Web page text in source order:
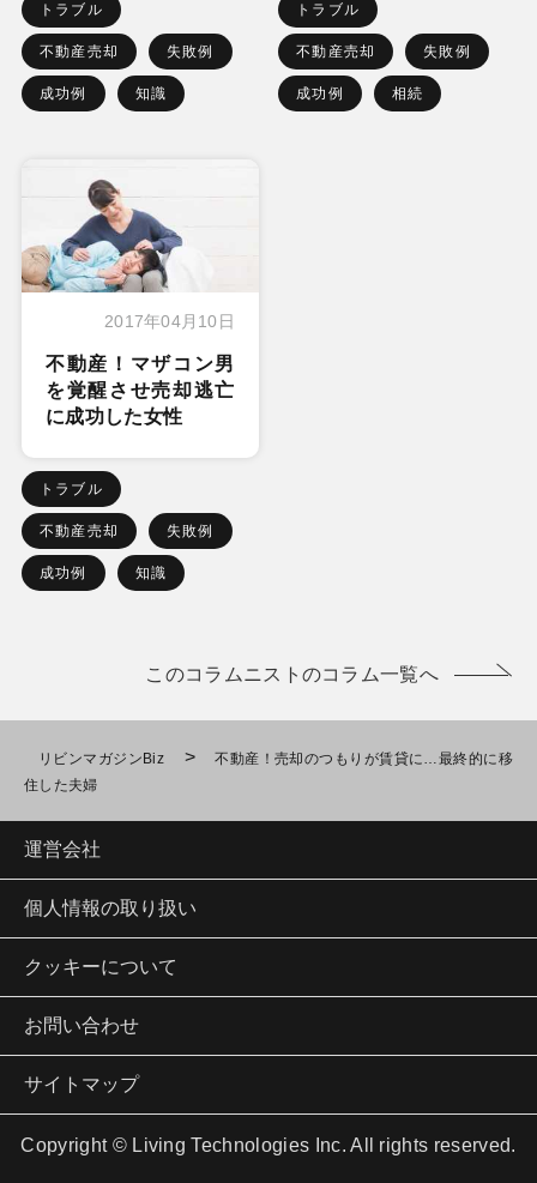
トラブル
不動産売却 失敗例
成功例 知識
トラブル
不動産売却 失敗例
成功例 相続
2017年04月10日
不動産！マザコン男
を覚醒させ売却逃亡
に成功した女性
トラブル
不動産売却 失敗例
成功例 知識
このコラムニストのコラム一覧へ
リビンマガジンBiz >
不動産！売却のつもりが賃貸に…最終的に移
住した夫婦
運営会社
個人情報の取り扱い
クッキーについて
お問い合わせ
サイトマップ
Copyright © Living Technologies Inc. All rights reserved.